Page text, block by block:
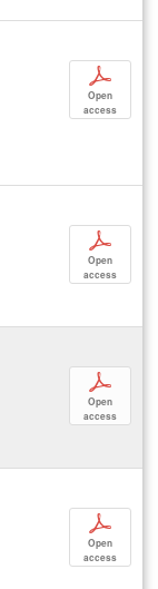
p
Open
access
p
Open
access
p
Open
access
p
Open
access